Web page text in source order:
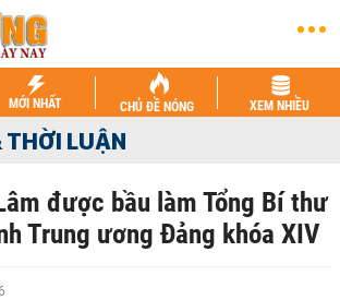
MỚI NHẤT CHỦ ĐỀ NÓNG XEM NHIỀU
THỜI LUẬN
được bầu làm Tổng Bí thư
Trung ương Đảng khóa XIV